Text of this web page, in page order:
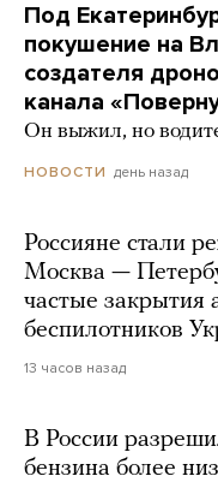
Под
покушение на
создателя
канала
Он выжил, но
НОВОСТИ день назад
Россияне стали
Москва —
частые закрытия
беспилотников
13 часов назад
В России
бензина более